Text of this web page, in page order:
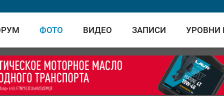
ФОТО ВИДЕО ЗАПИСИ УРОВНИ